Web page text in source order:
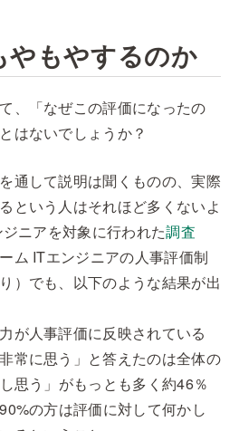
やもやするのか
、「なぜこの評価になったの
はないでしょうか？
通して説明は聞くものの、実際
という人はそれほど多くないよ
ニアを対象に行われた調査
ム ITエンジニアの人事評価制
）でも、以下のような結果が出
が人事評価に反映されている
常に思う」と答えたのは全体の
思う」がもっとも多く約46％
の方は評価に対して何かし